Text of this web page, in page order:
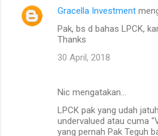
Gracella Investment
Pak, bs d bahas LPCK,
Thanks
30 April, 2018
Nic mengatakan…
LPCK pak yang udah
undervalued atau cuma
yang pernah Pak Teguh